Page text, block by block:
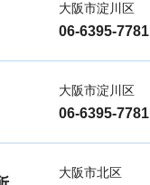
大阪市淀川区
06-6395-7781
大阪市淀川区
06-6395-7781
大阪市北区